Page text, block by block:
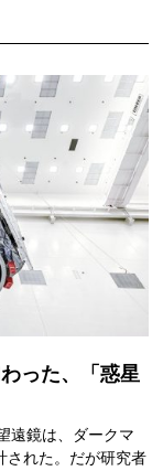
った、「惑星
遠鏡は、ダークマ
された。だが研究者